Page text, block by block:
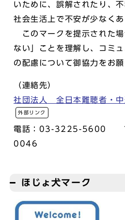
いために、誤解されたり、
社会生活上で不安が少なくあ
このマークを提示された場
ない」ことを理解し、コミ
の配慮について御協力をお願
（連絡先）
社団法人 全日本難聴者・中
外部リンク
電話：03-3225-5600
0046
ほじょ犬マーク